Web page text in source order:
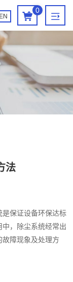
0
EN
法
保证设备环保达标
，除尘系统经常出
障现象及处理方